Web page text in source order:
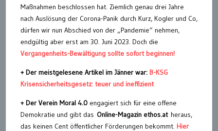
Maßnahmen beschlossen hat. Ziemlich genau drei Jahre
nach Auslösung der Corona-Panik durch Kurz, Kogler und Co,
dürfen wir nun Abschied von der „Pandemie“ nehmen,
endgültig aber erst am 30. Juni 2023. Doch die
Vergangenheits-Bewältigung sollte sofort beginnen!
+ Der meistgelesene Artikel im Jänner war: B-KSG
Krisensicherheitsgesetz: teuer und ineffizient
+ Der Verein Moral 4.0 engagiert sich für eine offene
Demokratie und gibt das Online-Magazin ethos.atheraus,
das keinen Cent öffentlicher Förderungen bekommt. Hier